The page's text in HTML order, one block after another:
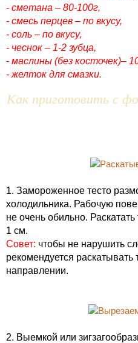
- сметана – 80-100г,
- смесь перцев – по вкусу,
- соль – по вкусу,
- чеснок – 1-2 зубца,
- маслины (без косточек)–
- желток для смазки.
Как приготовить с
1. Замороженное тесто
холодильника. Рабочую
не очень обильно.
1 см.
Совет: чтобы не нарушить
рекомендуется раскатывать
направлении.
2. Выемкой или